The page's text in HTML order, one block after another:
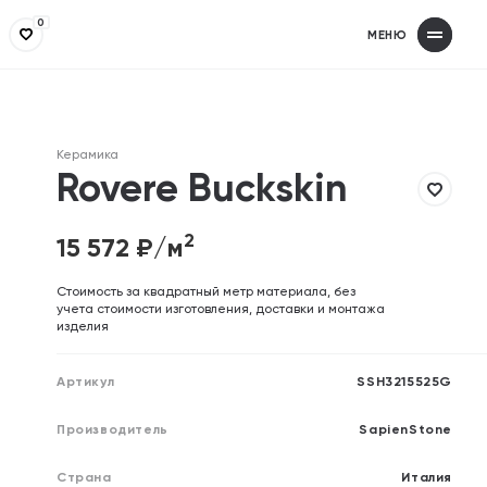
0
МЕНЮ
Керамика
Rovere Buckskin
15 572 ₽/м2
Cтоимость за квадратный метр материала, без
учета стоимости изготовления, доставки и монтажа
изделия
Артикул SSH3215525G
Производитель SapienStone
Страна Италия
Ваше имя
Ваше имя